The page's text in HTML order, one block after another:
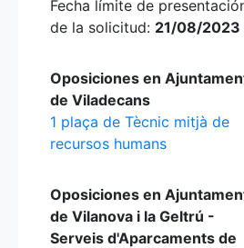
Fecha límite de
de la solicitud: 21/08/2023
Oposiciones en
de Viladecans
1 plaça de Tècnic mitjà de
recursos humans
Oposiciones en
de Vilanova i la Geltrú -
Serveis d'Aparcaments de